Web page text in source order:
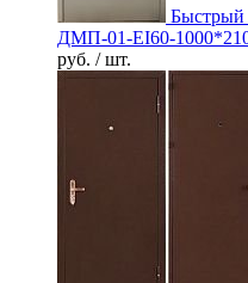
Быстрый
ДМП-01-EI60-
руб. / шт.